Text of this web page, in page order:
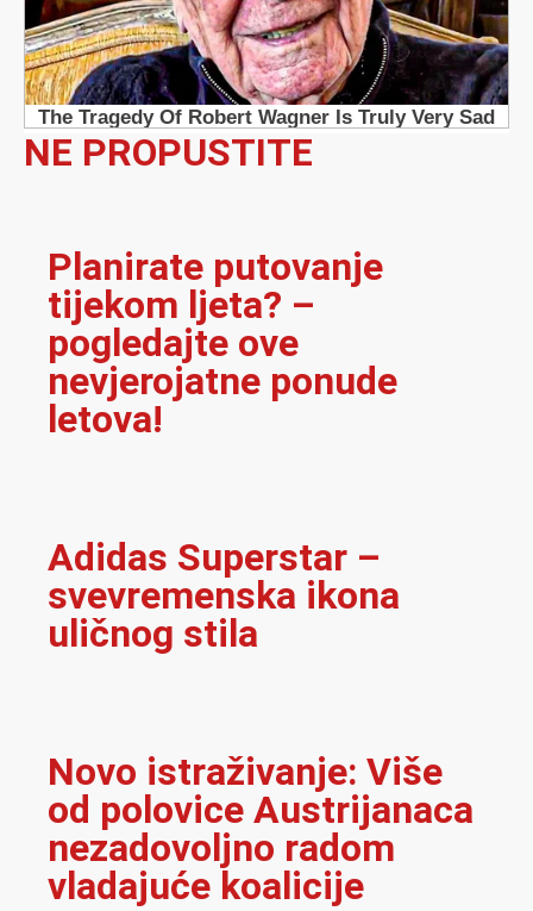
NE PROPUSTITE
Planirate putovanje
tijekom ljeta? –
pogledajte ove
nevjerojatne ponude
letova!
Adidas Superstar –
svevremenska ikona
uličnog stila
Novo istraživanje: Više
od polovice Austrijanaca
nezadovoljno radom
vladajuće koalicije